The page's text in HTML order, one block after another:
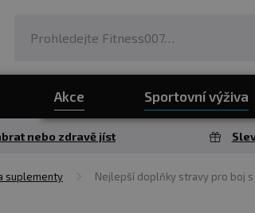
Akce Sportovní výživa
nebo zdravě jíst
suplementy Nejlepší doplňky stravy pro boj s